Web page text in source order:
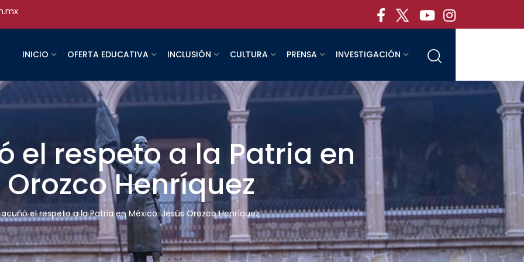
INICIO OFERTA EDUCATIVA INCLUSIÓN CULTURA PRENSA INVESTIGACIÓN
el respeto a la Patria en
Henríquez
el respeto a la Patria en México: Jesús Orozco Henríquez